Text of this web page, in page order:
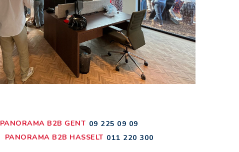
PANORAMA B2B GENT 09 225 09 09
PANORAMA B2B HASSELT 011 220 300